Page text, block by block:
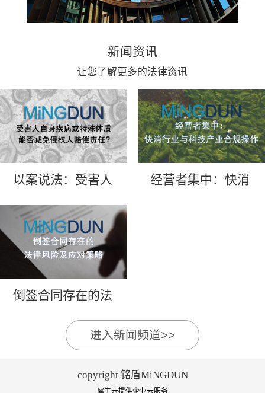
新闻资讯
让您了解更多的法律资讯
以案说法：受害人
质能否减免侵权人
赔偿责任？
经营者集中：快消
倒签合同存在的法
进入新闻频道>>
copyright 铭盾MiNGDUN
犀牛云提供企业云服务